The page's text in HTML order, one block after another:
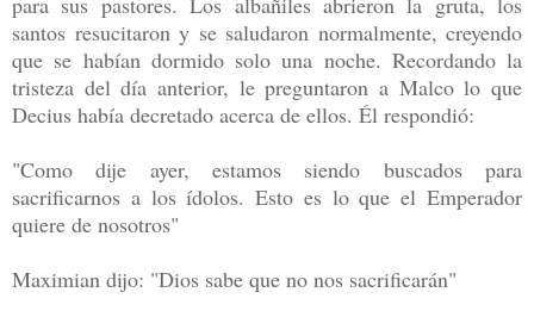
santos resucitaron y se saludaron normalmente, creyendo
que se habían dormido solo una noche. Recordando la
tristeza del día anterior, le preguntaron a Malco lo que
Decius había decretado acerca de ellos. Él respondió:
"Como dije ayer, estamos siendo buscados para
sacrificarnos a los ídolos. Esto es lo que el Emperador
quiere de nosotros"
Maximian dijo: "Dios sabe que no nos sacrificarán"